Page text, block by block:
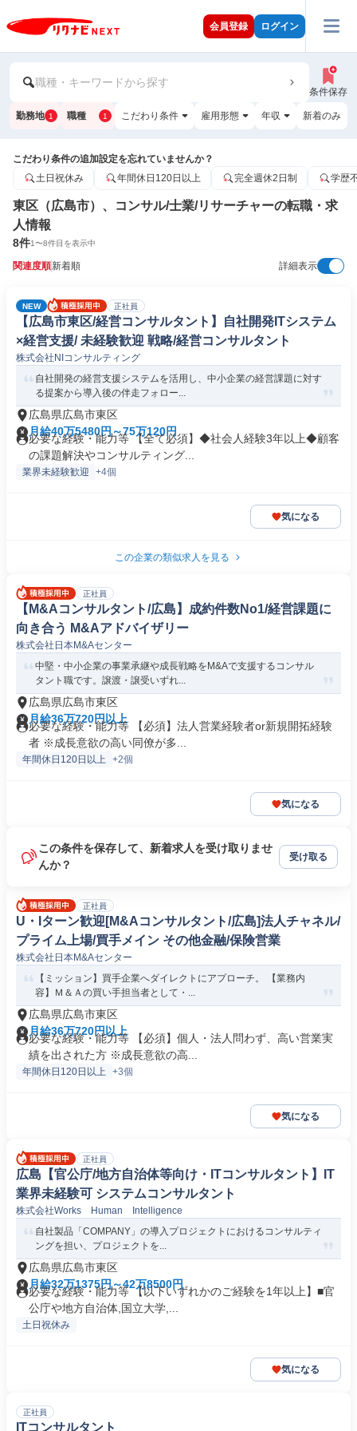
会員登録 ログイン
職種・キーワードから探す
条件保存
勤務地 1 職種 1 こだわり条件 雇用形態 年収 新着のみ
こだわり条件の追加設定を忘れていませんか？
土日祝休み
年間休日120日以上 完全週休2日制 学歴
東区（広島市）、コンサル/士業/リサーチャーの転職・求
人情報
8件1〜8件目を表示中
関連度順新着順 詳細表示
NEW 正社員
【広島市東区/経営コンサルタント】自社開発ITシステム
×経営支援/ 未経験歓迎 戦略/経営コンサルタント
株式会社NIコンサルティング
自社開発の経営支援システムを活用し、中小企業の経営課題に対す
る提案から導入後の伴走フォロー...
広島県広島市東区
月給40万5480円～75万120円
必要な経験・能力等 【全て必須】◆社会人経験3年以上◆顧客
の課題解決やコンサルティング...
業界未経験歓迎 +4個
気になる
この企業の類似求人を見る
正社員
【M&Aコンサルタント/広島】成約件数No1/経営課題に
向き合う M&Aアドバイザリー
株式会社日本M&Aセンター
中堅・中小企業の事業承継や成長戦略をM&Aで支援するコンサル
タント職です。譲渡・譲受いずれ...
広島県広島市東区
月給36万720円以上
必要な経験・能力等 【必須】法人営業経験者or新規開拓経験
者 ※成長意欲の高い同僚が多...
年間休日120日以上 +2個
気になる
この条件を保存して、新着求人を受け取りませ
んか？
受け取る
正社員
U・Iターン歓迎[M&Aコンサルタント/広島]法人チャネル/
プライム上場/買手メイン その他金融/保険営業
株式会社日本M&Aセンター
【ミッション】買手企業へダイレクトにアプローチ。 【業務内
容】Ｍ＆Ａの買い手担当者として・...
広島県広島市東区
月給36万720円以上
必要な経験・能力等 【必須】個人・法人問わず、高い営業実
績を出された方 ※成長意欲の高...
年間休日120日以上 +3個
気になる
正社員
広島【官公庁/地方自治体等向け・ITコンサルタント】IT
業界未経験可 システムコンサルタント
株式会社Works Human Intelligence
自社製品「COMPANY」の導入プロジェクトにおけるコンサルティ
ングを担い、プロジェクトを...
広島県広島市東区
月給32万1375円～42万8500円
必要な経験・能力等 【以下いずれかのご経験を1年以上】■官
公庁や地方自治体,国立大学,...
土日祝休み
気になる
正社員
ITコンサルタント